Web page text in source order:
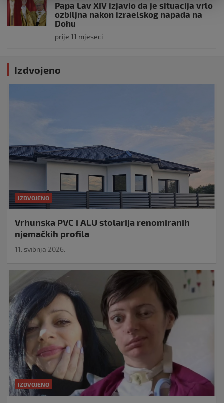
Papa Lav XIV izjavio da je situacija vrlo
ozbiljna nakon izraelskog napada na
Dohu
prije 11 mjeseci
Izdvojeno
IZDVOJENO
Vrhunska PVC i ALU stolarija renomiranih
njemačkih profila
11. svibnja 2026.
IZDVOJENO